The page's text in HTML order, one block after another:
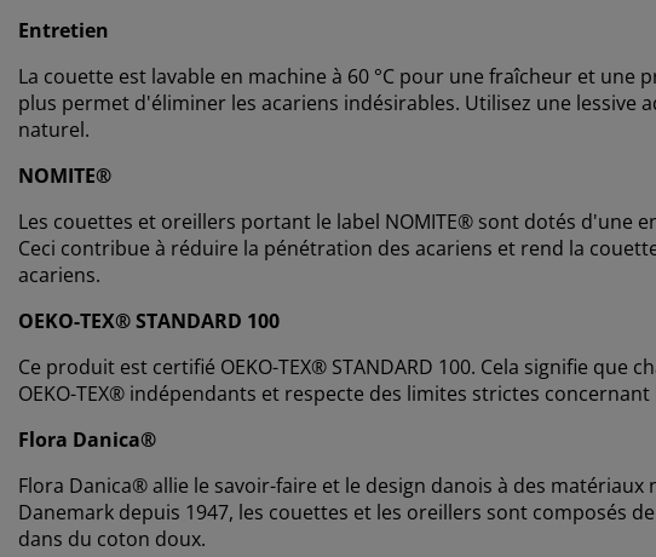
Entretien
La couette est lavable en machine à 60 °C pour une fraîcheur et une
plus permet d'éliminer les acariens indésirables. Utilisez une lessive
naturel.
NOMITE®
Les couettes et oreillers portant le label NOMITE® sont dotés d'une
Ceci contribue à réduire la pénétration des acariens et rend la
acariens.
OEKO-TEX® STANDARD 100
Ce produit est certifié OEKO-TEX® STANDARD 100. Cela signifie
OEKO-TEX® indépendants et respecte des limites strictes
Flora Danica®
Flora Danica® allie le savoir-faire et le design danois à des
Danemark depuis 1947, les couettes et les oreillers sont composés
dans du coton doux.